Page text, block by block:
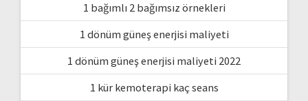
1 bağımlı 2 bağımsız örnekleri
1 dönüm güneş enerjisi maliyeti
1 dönüm güneş enerjisi maliyeti 2022
1 kür kemoterapi kaç seans